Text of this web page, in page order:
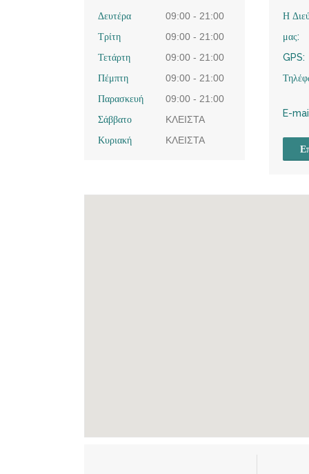
Δευτέρα
09:00 - 21:00
Τρίτη
09:00 - 21:00
Τετάρτη
09:00 - 21:00
Πέμπτη
09:00 - 21:00
Παρασκευή
09:00 - 21:00
Σάββατο
ΚΛΕΙΣΤΑ
Κυριακή
ΚΛΕΙΣΤΑ
Η
μας:
GPS:
E-